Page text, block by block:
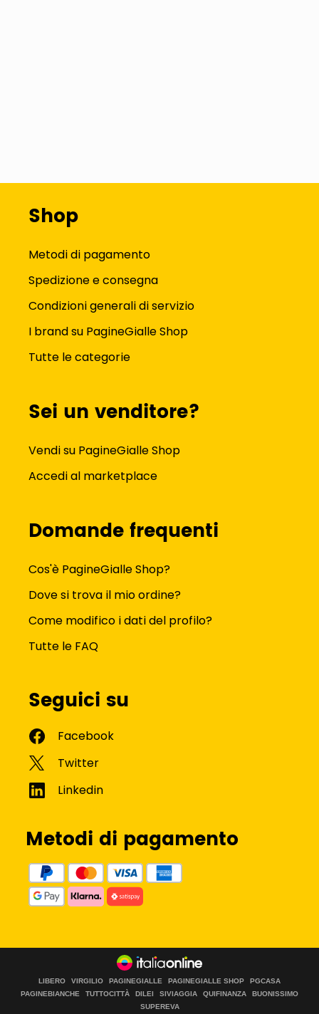
Shop
Metodi di pagamento
Spedizione e consegna
Condizioni generali di servizio
I brand su PagineGialle Shop
Tutte le categorie
Sei un venditore?
Vendi su PagineGialle Shop
Accedi al marketplace
Domande frequenti
Cos'è PagineGialle Shop?
Dove si trova il mio ordine?
Come modifico i dati del profilo?
Tutte le FAQ
Seguici su
Metodi di pagamento
LIBERO VIRGILIO PAGINEGIALLE PAGINEGIALLE SHOP
PGCASA
PAGINEBIANCHE
TUTTOCITTÀ DILEI SIVIAGGIA QUIFINANZA
BUONISSIMO
SUPEREVA